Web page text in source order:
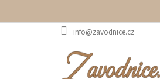
na
info@zavodnice.cz